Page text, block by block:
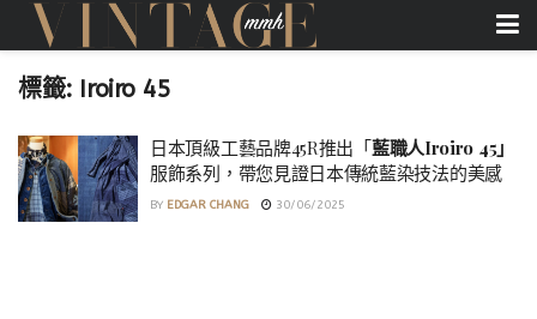
標籤: Iroiro 45
日本頂級工藝品牌45R推出「藍職人Iroiro 45」
服飾系列，帶您見證日本傳統藍染技法的美感
BY EDGAR CHANG 30/06/2025